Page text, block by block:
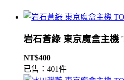
岩石蒼綠 東京魔盒主
NT$400
已售：401件